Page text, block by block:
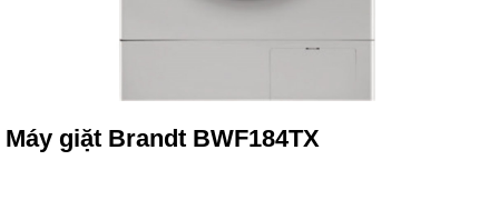
Máy giặt Brandt BWF184TX